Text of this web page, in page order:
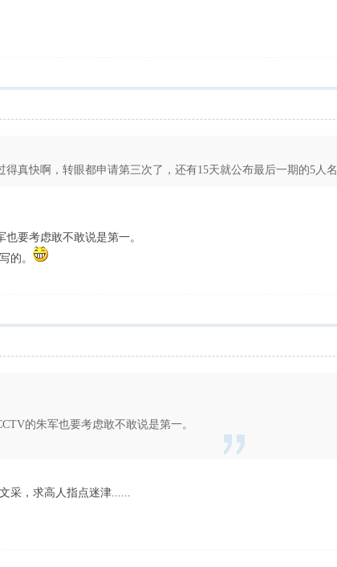
得真快啊，转眼都申请第三次了，还有15天就公布最后一期的5人
要考虑敢不敢说是第一。
的。
的朱军也要考虑敢不敢说是第一。
采，求高人指点迷津......